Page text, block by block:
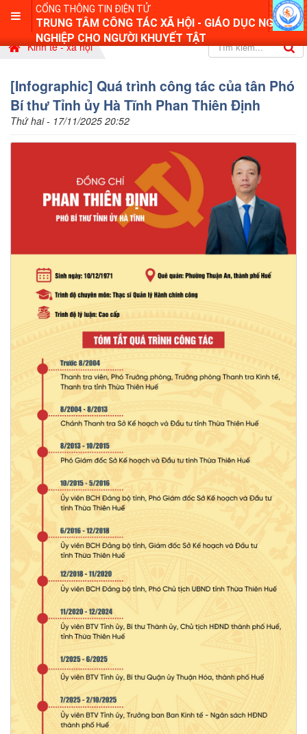
CỔNG THÔNG TIN ĐIỆN TỬ
TRUNG TÂM CÔNG TÁC XÃ HỘI - GIÁO DỤC NGHỀ
NGHIỆP CHO NGƯỜI KHUYẾT TẬT
Kinh tế - xã hội
[Infographic] Quá trình công tác của tân Phó
Bí thư Tỉnh ủy Hà Tĩnh Phan Thiên Định
Thứ hai - 17/11/2025 20:52